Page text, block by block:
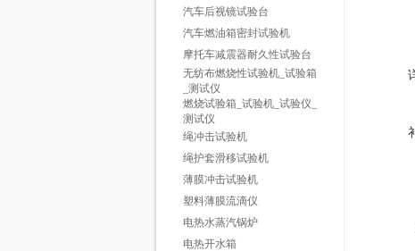
汽车后视镜试验台
汽车燃油箱密封试验机
摩托车减震器耐久性试验台
无纺布燃烧性试验机_试验箱
_测试仪
燃烧试验箱_试验机_试验仪_
测试仪
绳冲击试验机
绳护套滑移试验机
薄膜冲击试验机
塑料薄膜流滴仪
电热水蒸汽锅炉
电热开水箱